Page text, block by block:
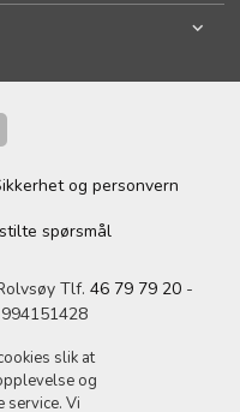
og personvern
spørsmål
Tlf. 46 79 79 20 -
slik at
og
service. Vi